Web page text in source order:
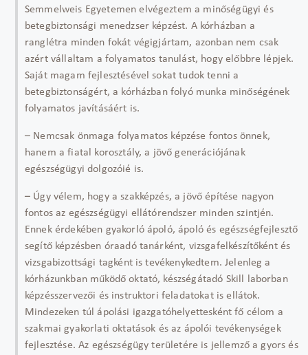
Semmelweis Egyetemen elvégeztem a minőségügyi és
betegbiztonsági menedzser képzést. A kórházban a
ranglétra minden fokát végigjártam, azonban nem csak
azért vállaltam a folyamatos tanulást, hogy előbbre lépjek.
Saját magam fejlesztésével sokat tudok tenni a
betegbiztonságért, a kórházban folyó munka minőségének
folyamatos javításáért is.
– Nemcsak önmaga folyamatos képzése fontos önnek,
hanem a fiatal korosztály, a jövő generációjának
egészségügyi dolgozóié is.
– Úgy vélem, hogy a szakképzés, a jövő építése nagyon
fontos az egészségügyi ellátórendszer minden szintjén.
Ennek érdekében gyakorló ápoló, ápoló és egészségfejlesztő
segítő képzésben óraadó tanárként, vizsgafelkészítőként és
vizsgabizottsági tagként is tevékenykedtem. Jelenleg a
kórházunkban működő oktató, készségátadó Skill laborban
képzésszervezői és instruktori feladatokat is ellátok.
Mindezeken túl ápolási igazgatóhelyettesként fő célom a
szakmai gyakorlati oktatások és az ápolói tevékenységek
fejlesztése. Az egészségügy területére is jellemző a gyors és